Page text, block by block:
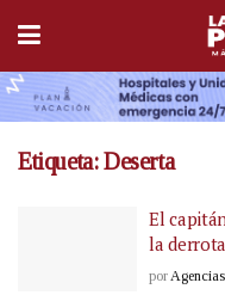
Etiqueta:Deserta
El
la
por Agencias